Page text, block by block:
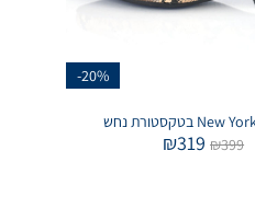
-20%
₪399
₪319